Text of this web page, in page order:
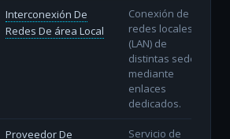
Interconexión De
Redes De área Local
Conexión de
redes locales
(LAN) de
distintas sedes
mediante
enlaces
dedicados.
Proveedor De
Servicio de